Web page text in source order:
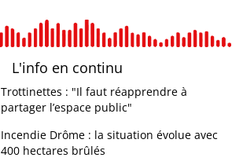
L'info en continu
Trottinettes : "Il faut réapprendre à
partager l’espace public"
Incendie Drôme : la situation évolue avec
400 hectares brûlés